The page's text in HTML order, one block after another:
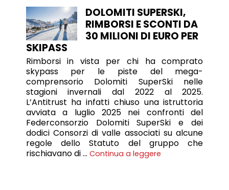
DOLOMITI SUPERSKI,
RIMBORSI E SCONTI DA
30 MILIONI DI EURO PER
SKIPASS
Rimborsi in vista per chi ha comprato
skypass per le piste del mega-
comprensorio Dolomiti SuperSki nelle
stagioni invernali dal 2022 al 2025.
L’Antitrust ha infatti chiuso una istruttoria
avviata a luglio 2025 nei confronti del
Federconsorzio Dolomiti SuperSki e dei
dodici Consorzi di valle associati su alcune
regole dello Statuto del gruppo che
rischiavano di … Continua a leggere